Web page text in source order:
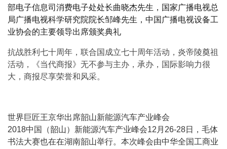
部电子信息司消费电子处处长曲晓杰先生，国家广播电视总
局广播电视科学研究院院长邹峰先生，中国广播电视设备工
业协会的主要领导出席颁奖典礼
抗战胜利七十周年，联合国成立七十周年活动，炎帝陵奠祖
活动，《当代商报》无不参与主办，承办，国际影响力很
大，商报尽享荣誉和风采。
世界巨匠王京华出席韶山新能源汽车产业峰会
2018中国（韶山）新能源汽车产业峰会12月26-28日，毛体
书法大赛也在在湖南韶山举行。本次峰会由中华全国工商业